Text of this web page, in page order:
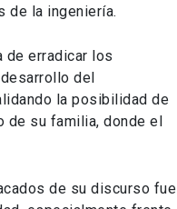
de la ingeniería.
de erradicar los
del
la posibilidad de
de su familia, donde el
de su discurso fue